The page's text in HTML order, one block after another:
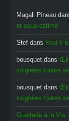
Magali Pineau
et sous-estimé
Stef dans Faut-il
bousquet dans Œil
soignées toutes
bousquet dans Œil
soignées toutes
Gratitude à la Vie